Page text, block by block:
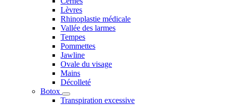
Lèvres
Rhinoplastie médicale
Vallée des larmes
Tempes
Pommettes
Jawline
Ovale du visage
Mains
Décolleté
Botox
Transpiration excessive